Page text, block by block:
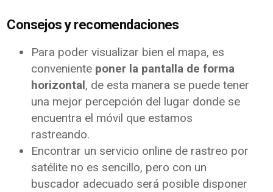
Consejos y recomendaciones
Para poder visualizar bien el mapa, es
conveniente poner la pantalla de forma
horizontal, de esta manera se puede tener
una mejor percepción del lugar donde se
encuentra el móvil que estamos
rastreando.
Encontrar un servicio online de rastreo por
satélite no es sencillo, pero con un
buscador adecuado será posible disponer